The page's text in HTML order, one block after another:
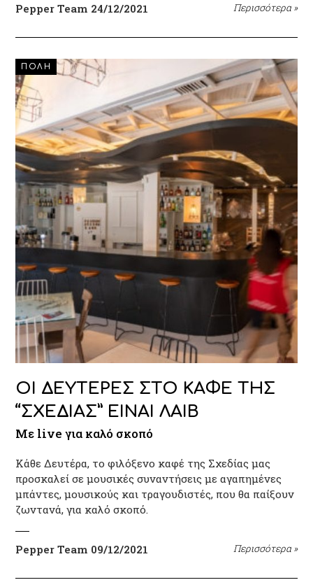
Pepper Team 24/12/2021 Περισσότερα »
ΠΟΛΗ
ΟΙ ΔΕΥΤΕΡΕΣ ΣΤΟ ΚΑΦΕ ΤΗΣ
“ΣΧΕΔΙΑΣ” ΕΙΝΑΙ ΛΑΙΒ
Με live για καλό σκοπό
Κάθε Δευτέρα, το φιλόξενο καφέ της Σχεδίας μας
προσκαλεί σε μουσικές συναντήσεις με αγαπημένες
μπάντες, μουσικούς και τραγουδιστές, που θα παίξουν
ζωντανά, για καλό σκοπό.
Pepper Team 09/12/2021 Περισσότερα »